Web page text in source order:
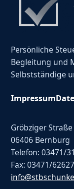
Persönliche
Begleitung und
Selbstständige
Impressum
Gröbziger
06406 Bernburg
Telefon: 03471/
Fax: 03471/